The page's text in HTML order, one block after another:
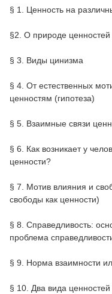
§ 1. Ценность на
§2. О природе ценностей
§ 3. Виды цинизма
§ 4. От естественных
ценностям (гипотеза)
§ 5. Взаимные связи
§ 6. Как возникает у
ценности?
§ 7. Мотив влияния и
свободы как ценности)
§ 8. Справедливость:
проблема
§ 9. Норма взаимности
§ 10. Два вида